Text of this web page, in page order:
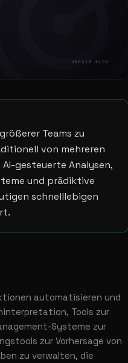
Teams zu
von mehreren
gesteuerte Analysen,
und prädiktive
schnelllebigen
automatisieren und
Tools zur
Systeme zur
zur Vorhersage von
zu verwalten, die